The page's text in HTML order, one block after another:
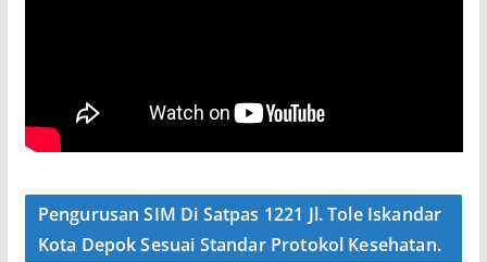
Pengurusan SIM Di Satpas 1221 Jl. Tole Iskandar
Kota Depok Sesuai Standar Protokol Kesehatan.